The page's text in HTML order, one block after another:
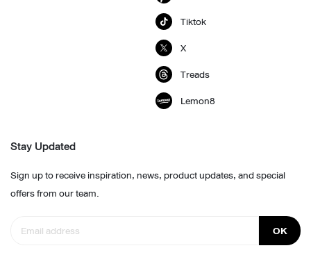
Tiktok
X
Treads
Lemon8
Stay Updated
Sign up to receive inspiration, news, product updates, and special
offers from our team.
OK